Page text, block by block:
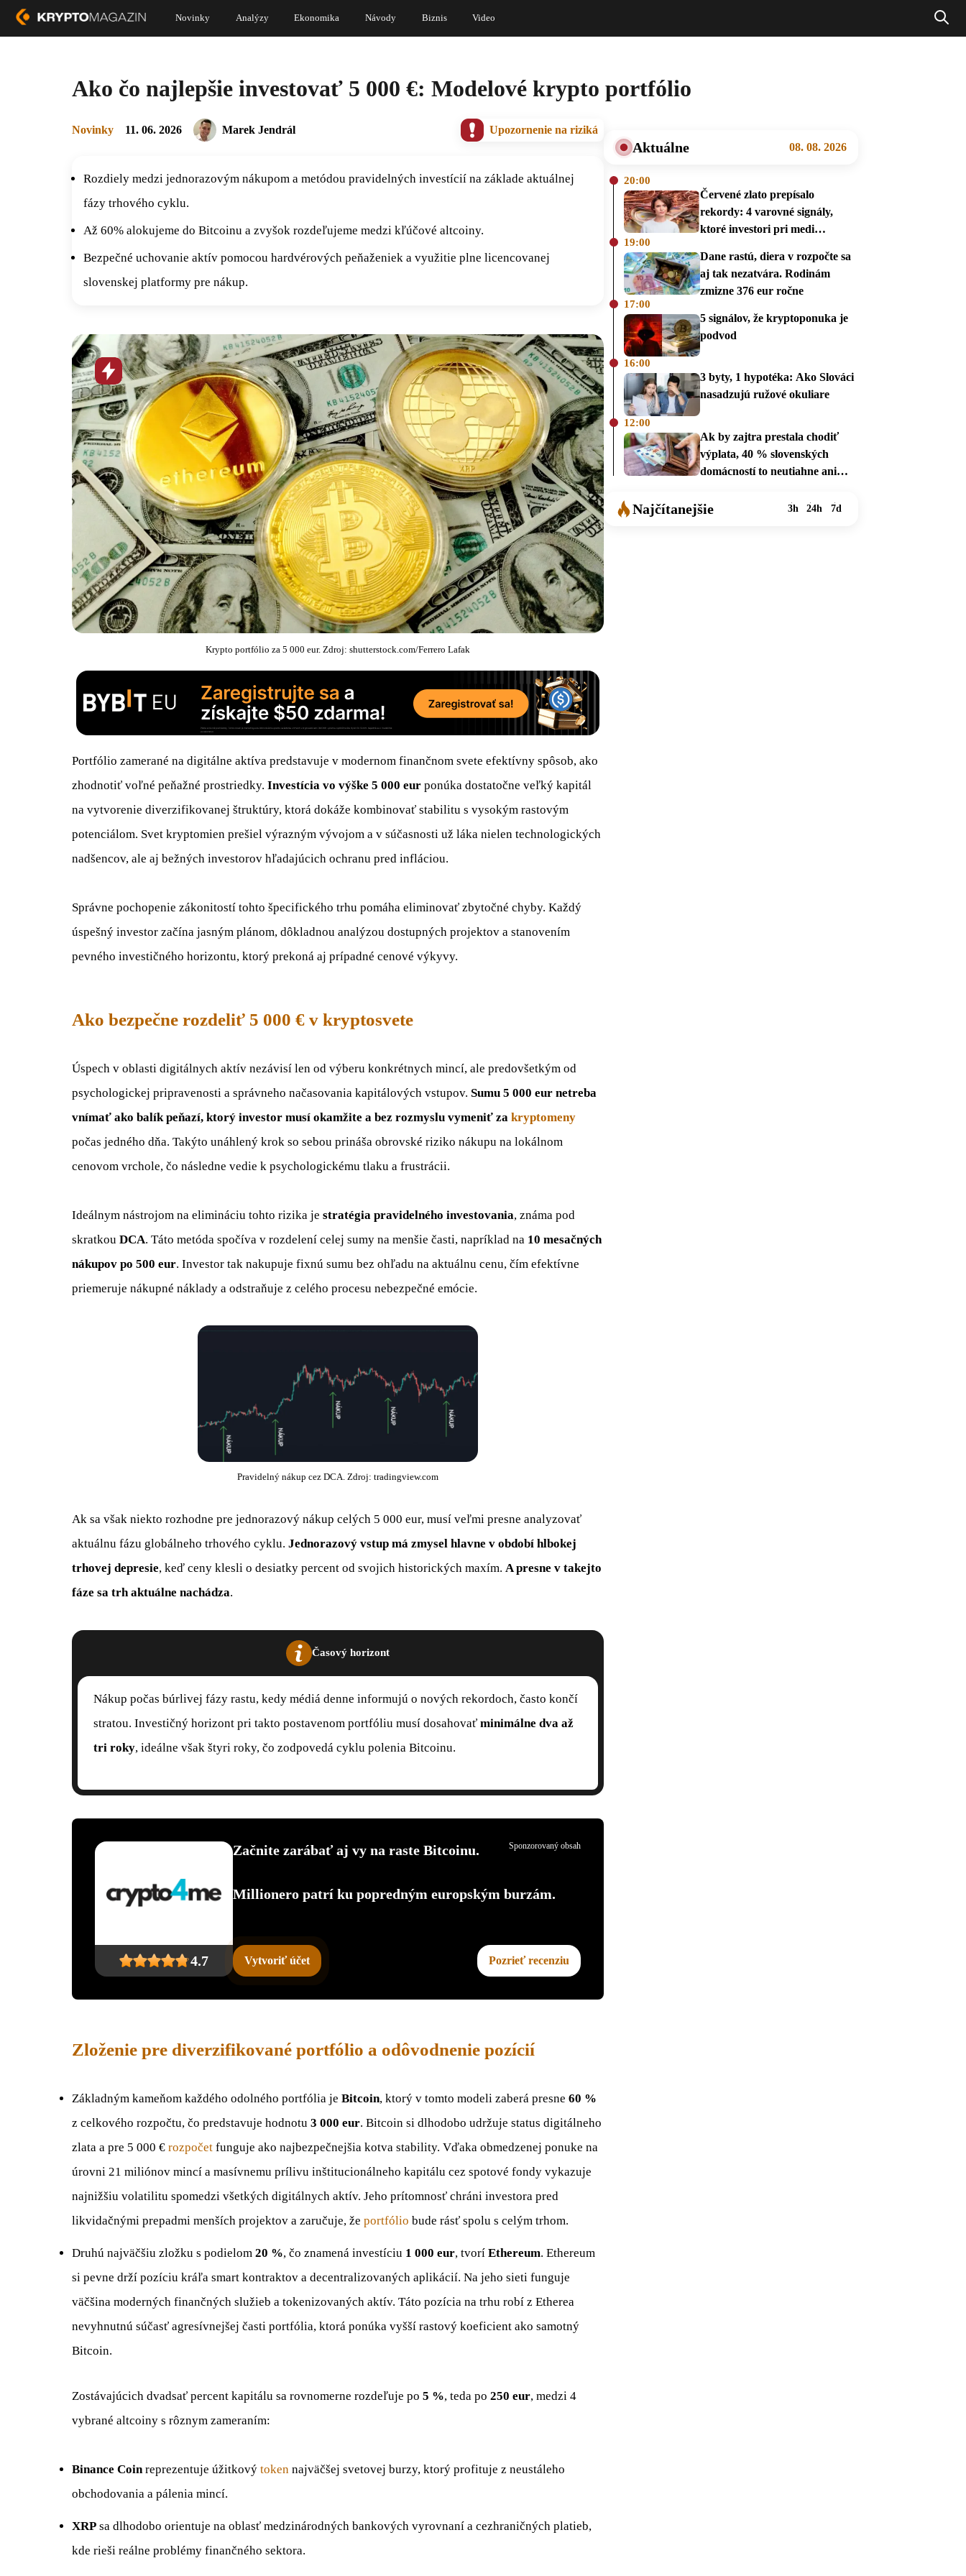
Novinky Analýzy Ekonomika Návody Biznis Video
Ako čo najlepšie investovať 5 000 €: Modelové krypto portfólio
Novinky 11. 06. 2026 Marek Jendrál Upozornenie na riziká
Rozdiely medzi jednorazovým nákupom a metódou pravidelných investícií na základe aktuálnej
fázy trhového cyklu.
Až 60% alokujeme do Bitcoinu a zvyšok rozdeľujeme medzi kľúčové altcoiny.
Bezpečné uchovanie aktív pomocou hardvérových peňaženiek a využitie plne licencovanej
slovenskej platformy pre nákup.
Horúca
novinka
Krypto portfólio za 5 000 eur. Zdroj: shutterstock.com/Ferrero Lafak
Portfólio zamerané na digitálne aktíva predstavuje v modernom finančnom svete efektívny spôsob, ako
zhodnotiť voľné peňažné prostriedky. Investícia vo výške 5 000 eur ponúka dostatočne veľký kapitál
na vytvorenie diverzifikovanej štruktúry, ktorá dokáže kombinovať stabilitu s vysokým rastovým
potenciálom. Svet kryptomien prešiel výrazným vývojom a v súčasnosti už láka nielen technologických
nadšencov, ale aj bežných investorov hľadajúcich ochranu pred infláciou.
Správne pochopenie zákonitostí tohto špecifického trhu pomáha eliminovať zbytočné chyby. Každý
úspešný investor začína jasným plánom, dôkladnou analýzou dostupných projektov a stanovením
pevného investičného horizontu, ktorý prekoná aj prípadné cenové výkyvy.
Ako bezpečne rozdeliť 5 000 € v kryptosvete
Úspech v oblasti digitálnych aktív nezávisí len od výberu konkrétnych mincí, ale predovšetkým od
psychologickej pripravenosti a správneho načasovania kapitálových vstupov. Sumu 5 000 eur netreba
vnímať ako balík peňazí, ktorý investor musí okamžite a bez rozmyslu vymeniť za kryptomeny
počas jedného dňa. Takýto unáhlený krok so sebou prináša obrovské riziko nákupu na lokálnom
cenovom vrchole, čo následne vedie k psychologickému tlaku a frustrácii.
Ideálnym nástrojom na elimináciu tohto rizika je stratégia pravidelného investovania, známa pod
skratkou DCA. Táto metóda spočíva v rozdelení celej sumy na menšie časti, napríklad na 10 mesačných
nákupov po 500 eur. Investor tak nakupuje fixnú sumu bez ohľadu na aktuálnu cenu, čím efektívne
priemeruje nákupné náklady a odstraňuje z celého procesu nebezpečné emócie.
Pravidelný nákup cez DCA. Zdroj: tradingview.com
Ak sa však niekto rozhodne pre jednorazový nákup celých 5 000 eur, musí veľmi presne analyzovať
aktuálnu fázu globálneho trhového cyklu. Jednorazový vstup má zmysel hlavne v období hlbokej
trhovej depresie, keď ceny klesli o desiatky percent od svojich historických maxím. A presne v takejto
fáze sa trh aktuálne nachádza.
Časový horizont
Nákup počas búrlivej fázy rastu, kedy médiá denne informujú o nových rekordoch, často končí
stratou. Investičný horizont pri takto postavenom portfóliu musí dosahovať minimálne dva až
tri roky, ideálne však štyri roky, čo zodpovedá cyklu polenia Bitcoinu.
4.7
Začnite zarábať aj vy na raste Bitcoinu.
Millionero patrí ku popredným europským burzám.
Vytvoriť účet Pozrieť recenziu
Sponzorovaný obsah
Zloženie pre diverzifikované portfólio a odôvodnenie pozícií
Základným kameňom každého odolného portfólia je Bitcoin, ktorý v tomto modeli zaberá presne 60 %
z celkového rozpočtu, čo predstavuje hodnotu 3 000 eur. Bitcoin si dlhodobo udržuje status digitálneho
zlata a pre 5 000 € rozpočet funguje ako najbezpečnejšia kotva stability. Vďaka obmedzenej ponuke na
úrovni 21 miliónov mincí a masívnemu prílivu inštitucionálneho kapitálu cez spotové fondy vykazuje
najnižšiu volatilitu spomedzi všetkých digitálnych aktív. Jeho prítomnosť chráni investora pred
likvidačnými prepadmi menších projektov a zaručuje, že portfólio bude rásť spolu s celým trhom.
Druhú najväčšiu zložku s podielom 20 %, čo znamená investíciu 1 000 eur, tvorí Ethereum. Ethereum
si pevne drží pozíciu kráľa smart kontraktov a decentralizovaných aplikácií. Na jeho sieti funguje
väčšina moderných finančných služieb a tokenizovaných aktív. Táto pozícia na trhu robí z Etherea
nevyhnutnú súčasť agresívnejšej časti portfólia, ktorá ponúka vyšší rastový koeficient ako samotný
Bitcoin.
Zostávajúcich dvadsať percent kapitálu sa rovnomerne rozdeľuje po 5 %, teda po 250 eur, medzi 4
vybrané altcoiny s rôznym zameraním:
Binance Coinreprezentuje úžitkový token najväčšej svetovej burzy, ktorý profituje z neustáleho
obchodovania a pálenia mincí.
XRP sa dlhodobo orientuje na oblasť medzinárodných bankových vyrovnaní a cezhraničných platieb,
kde rieši reálne problémy finančného sektora.
Aktuálne 08. 08. 2026
20:00
Červené zlato prepísalo
rekordy: 4 varovné signály,
ktoré investori pri medi
19:00
Dane rastú, diera v rozpočte sa
aj tak nezatvára. Rodinám
zmizne 376 eur ročne
17:00
5 signálov, že kryptoponuka je
podvod
16:00
3 byty, 1 hypotéka: Ako Slováci
nasadzujú ružové okuliare
12:00
Ak by zajtra prestala chodiť
výplata, 40 % slovenských
domácností to neutiahne ani
Najčítanejšie 3h 24h 7d